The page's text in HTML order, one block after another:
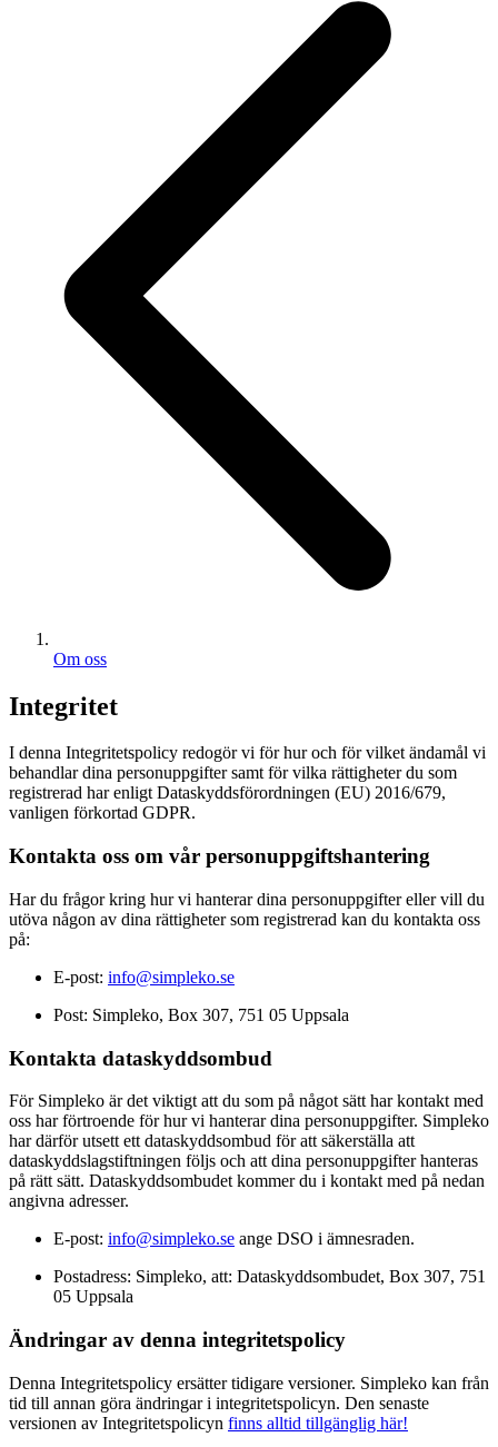
Om oss
Integritet
I denna Integritetspolicy redogör vi för hur och för vilket ändamål vi
behandlar dina personuppgifter samt för vilka rättigheter du som
registrerad har enligt Dataskyddsförordningen (EU) 2016/679,
vanligen förkortad GDPR.
Kontakta oss om vår personuppgiftshantering
Har du frågor kring hur vi hanterar dina personuppgifter eller vill du
utöva någon av dina rättigheter som registrerad kan du kontakta oss
på:
E-post: info@simpleko.se
Post: Simpleko, Box 307, 751 05 Uppsala
Kontakta dataskyddsombud
För Simpleko är det viktigt att du som på något sätt har kontakt med
oss har förtroende för hur vi hanterar dina personuppgifter. Simpleko
har därför utsett ett dataskyddsombud för att säkerställa att
dataskyddslagstiftningen följs och att dina personuppgifter hanteras
på rätt sätt. Dataskyddsombudet kommer du i kontakt med på nedan
angivna adresser.
E-post: info@simpleko.se ange DSO i ämnesraden.
Postadress: Simpleko, att: Dataskyddsombudet, Box 307, 751
05 Uppsala
Ändringar av denna integritetspolicy
Denna Integritetspolicy ersätter tidigare versioner. Simpleko kan från
tid till annan göra ändringar i integritetspolicyn. Den senaste
versionen av Integritetspolicyn finns alltid tillgänglig här!